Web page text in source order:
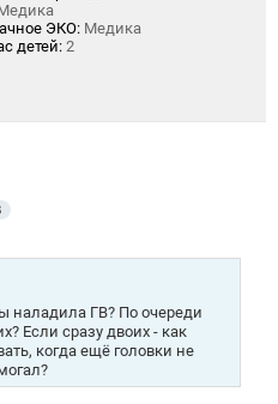
ЭКО: Медика
детей: 2
наладила ГВ? По очереди
Если сразу двоих - как
когда ещё головки не